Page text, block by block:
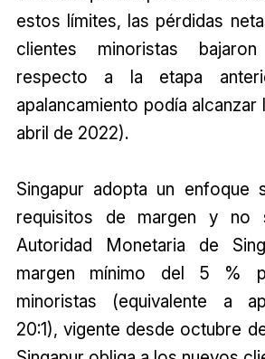
estos límites, las pérdidas
clientes minoristas bajaron
respecto a la etapa
apalancamiento podía alcanzar
abril de 2022).
Singapur adopta un enfoque
requisitos de margen y no
Autoridad Monetaria de
margen mínimo del 5 %
minoristas (equivalente a
20:1), vigente desde octubre